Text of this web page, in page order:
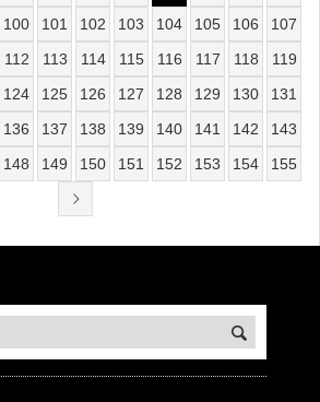
100 101 102 103 104 105 106
107
112 113 114 115 116 117 118
119
124 125 126 127 128 129 130
131
136 137 138 139 140 141 142
143
148 149 150 151 152 153 154 155